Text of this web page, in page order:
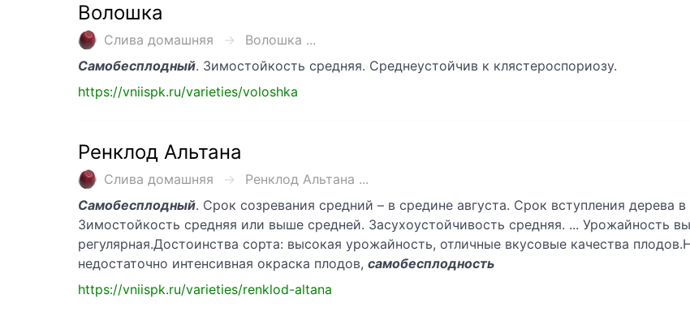
Волошка
Слива домашняя
Волошка ...
Самобесплодный. Зимостойкость средняя. Среднеустойчив к клястероспориозу.
https://vniispk.ru/varieties/voloshka
Ренклод Альтана
Слива домашняя
Ренклод Альтана ...
Самобесплодный. Срок созревания средний – в средине августа. Срок вступления дерева
Зимостойкость средняя или выше средней. Засухоустойчивость средняя. ... Урожайность
регулярная.Достоинства сорта: высокая урожайность, отличные вкусовые качества
недостаточно интенсивная окраска плодов, самобесплодность
https://vniispk.ru/varieties/renklod-altana